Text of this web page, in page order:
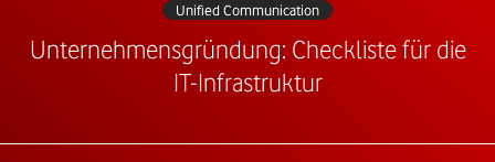
Unified Communication
Unternehmensgründung: Checkliste für die
IT-Infrastruktur